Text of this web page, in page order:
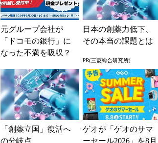
元グループ会社が
「ドコモの銀行」に
なった不満を吸収？
BIの銀行」として最
大5....
日本の創薬力低下、
その本当の課題とは
PR(三菱総合研究所)
「創薬立国」復活へ
の分岐点
ゲオが「ゲオのサマ
ーセール2026」を8月